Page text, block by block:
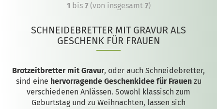
1 bis 7(von insgesamt 7)
SCHNEIDEBRETTER MIT GRAVUR ALS
GESCHENK FÜR FRAUEN
Brotzeitbretter mit Gravur, oder auch Schneidebretter,
sind eine hervorragende Geschenkidee für Frauenzu
verschiedenen Anlässen. Sowohl klassisch zum
Geburtstag und zu Weihnachten, lassen sich